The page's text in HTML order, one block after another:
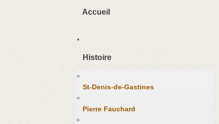
Accueil
Histoire
St-Denis-de-Gastines
Pierre Fauchard